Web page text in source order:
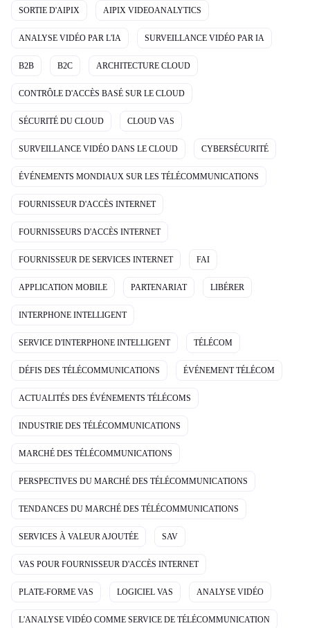
SORTIE D'AIPIX AIPIX VIDEOANALYTICS
ANALYSE VIDÉO PAR L'IA SURVEILLANCE VIDÉO PAR IA
B2B B2C ARCHITECTURE CLOUD
CONTRÔLE D'ACCÈS BASÉ SUR LE CLOUD
SÉCURITÉ DU CLOUD CLOUD VAS
SURVEILLANCE VIDÉO DANS LE CLOUD CYBERSÉCURITÉ
ÉVÉNEMENTS MONDIAUX SUR LES TÉLÉCOMMUNICATIONS
FOURNISSEUR D'ACCÈS INTERNET
FOURNISSEURS D'ACCÈS INTERNET
FOURNISSEUR DE SERVICES INTERNET FAI
APPLICATION MOBILE PARTENARIAT LIBÉRER
INTERPHONE INTELLIGENT
SERVICE D'INTERPHONE INTELLIGENT TÉLÉCOM
DÉFIS DES TÉLÉCOMMUNICATIONS ÉVÉNEMENT TÉLÉCOM
ACTUALITÉS DES ÉVÉNEMENTS TÉLÉCOMS
INDUSTRIE DES TÉLÉCOMMUNICATIONS
MARCHÉ DES TÉLÉCOMMUNICATIONS
PERSPECTIVES DU MARCHÉ DES TÉLÉCOMMUNICATIONS
TENDANCES DU MARCHÉ DES TÉLÉCOMMUNICATIONS
SERVICES À VALEUR AJOUTÉE SAV
VAS POUR FOURNISSEUR D'ACCÈS INTERNET
PLATE-FORME VAS LOGICIEL VAS ANALYSE VIDÉO
L'ANALYSE VIDÉO COMME SERVICE DE TÉLÉCOMMUNICATION